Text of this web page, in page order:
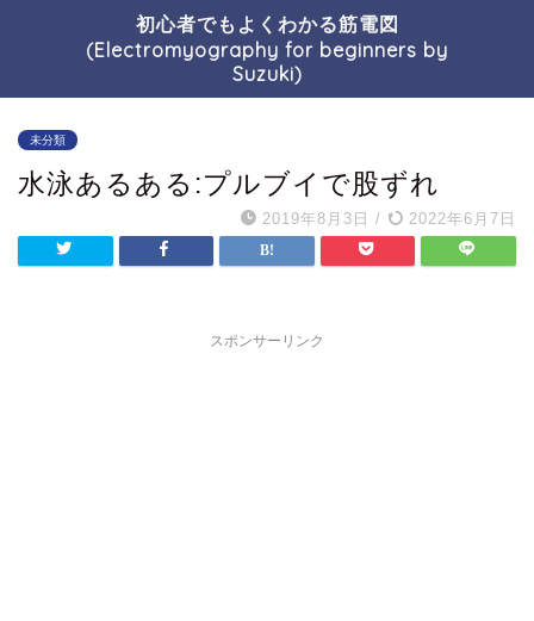
初心者でもよくわかる筋電図
(Electromyography for beginners by
Suzuki)
未分類
水泳あるある:プルブイで股ずれ
2019年8月3日 / 2022年6月7日
スポンサーリンク